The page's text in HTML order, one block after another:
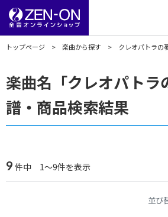
トップページ 楽曲から探す クレオパトラの
楽曲名「クレオパト
譜・商品検索結果
9 件中 1～9件を表示
並び